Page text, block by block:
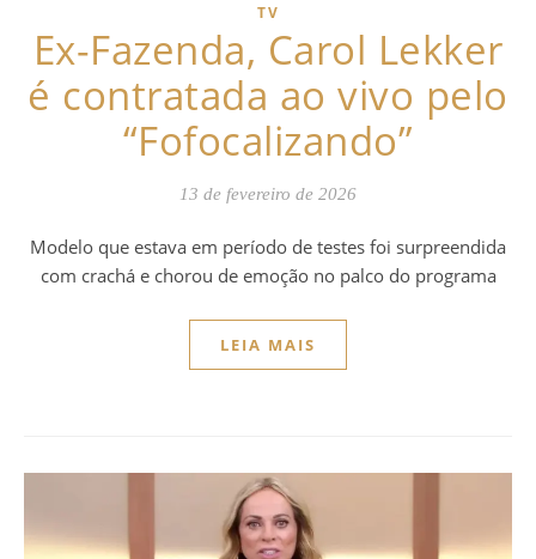
TV
Ex-Fazenda, Carol Lekker
é contratada ao vivo pelo
“Fofocalizando”
13 de fevereiro de 2026
Modelo que estava em período de testes foi surpreendida
com crachá e chorou de emoção no palco do programa
LEIA MAIS